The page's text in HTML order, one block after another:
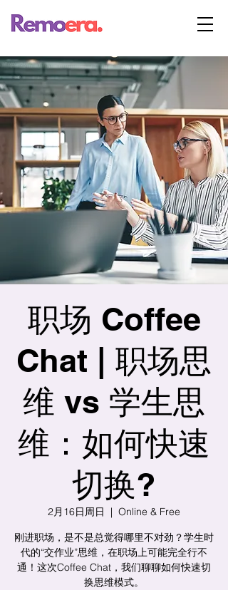
职场 Coffee
Chat | 职场思
维 vs 学生思
维：如何快速
切换?
2月16日周日
  |
Online & Free
刚进职场，是不是总觉得哪里不对劲？学生时
代的“交作业”思维，在职场上可能完全行不
通！这次Coffee Chat，我们聊聊如何快速切
换思维模式。